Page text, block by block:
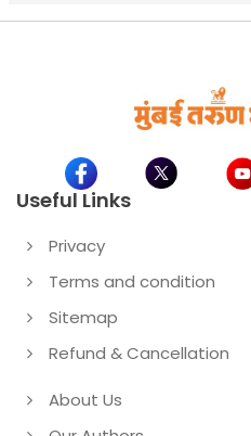
Useful Links
Privacy
Terms and condition
Sitemap
Refund & Cancellation
About Us